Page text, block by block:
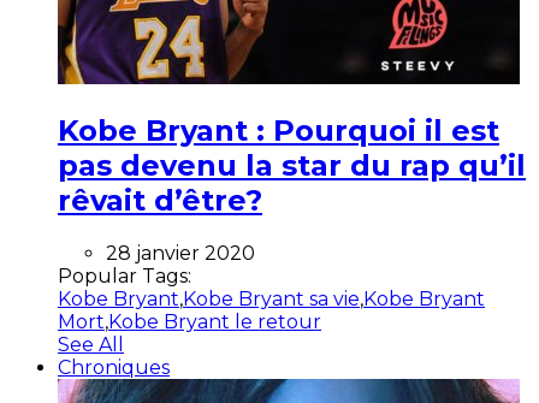
Kobe Bryant : Pourquoi il est
pas devenu la star du rap qu’il
rêvait d’être?
28 janvier 2020
Popular Tags:
Kobe Bryant,Kobe Bryant sa vie,Kobe Bryant
Mort,Kobe Bryant le retour
See All
Chroniques